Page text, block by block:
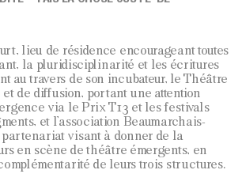
lieu de résidence encourageant toutes
la pluridisciplinarité et les écritures
au travers de son incubateur, le Théâtre
de diffusion, portant une attention
via le Prix T13 et les festivals
et l’association Beaumarchais-
visant à donner de la
en scène de théâtre émergents, en
de leurs trois structures.